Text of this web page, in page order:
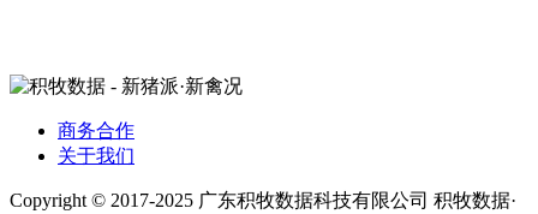
商务合作
关于我们
Copyright © 2017-2025 广东积牧数据科技有限公司 积牧数据·